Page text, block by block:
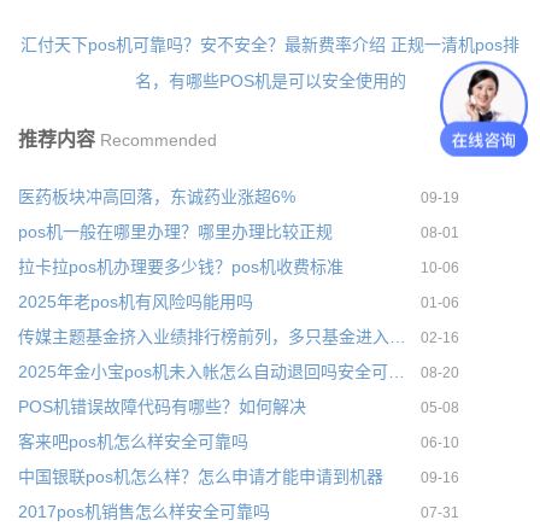
汇付天下pos机可靠吗？安不安全？最新费率介绍 正规一清机pos排
名，有哪些POS机是可以安全使用的
推荐内容 Recommended
医药板块冲高回落，东诚药业涨超6% 09-19
pos机一般在哪里办理？哪里办理比较正规 08-01
拉卡拉pos机办理要多少钱？pos机收费标准 10-06
2025年老pos机有风险吗能用吗 01-06
02-16
08-20
POS机错误故障代码有哪些？如何解决 05-08
客来吧pos机怎么样安全可靠吗 06-10
中国银联pos机怎么样？怎么申请才能申请到机器 09-16
2017pos机销售怎么样安全可靠吗 07-31